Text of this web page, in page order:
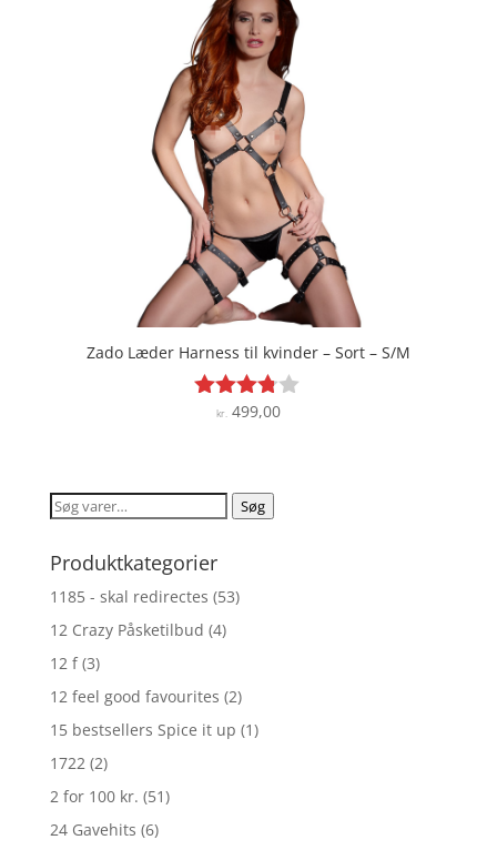
Zado Læder Harness til kvinder – Sort – S/M
Vurderet
kr.499,00
Søg
Søg
Produktkategorier
1185 - skal redirectes (53)
12 Crazy Påsketilbud (4)
12 f (3)
12 feel good favourites (2)
15 bestsellers Spice it up (1)
1722 (2)
2 for 100 kr. (51)
24 Gavehits (6)